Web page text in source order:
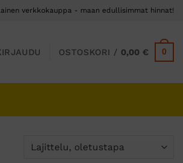
verkkokauppa - maan edullisimmat hinnat!
OSTOSKORI / 0,00€ 0